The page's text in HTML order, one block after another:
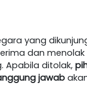
yang
dan
Apabila ditolak,
jawab